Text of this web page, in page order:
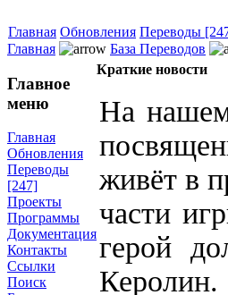
Главная Обновления Переводы
Главная
База Переводов
Главное
меню
Главная
Обновления
Переводы
[247]
Проекты
Программы
Документация
Контакты
Ссылки
Поиск
Краткие новости
На
живёт в
части
герой